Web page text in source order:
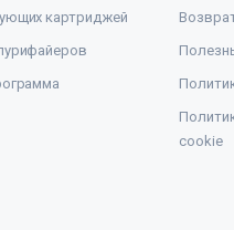
картриджей
cookie